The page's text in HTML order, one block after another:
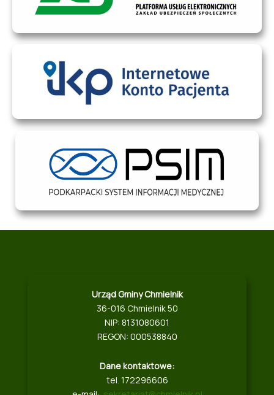
Urząd Gminy Chmielnik
36-016 Chmielnik 50
NIP: 8131080601
REGON: 000538840
Dane kontaktowe:
tel. 172296606